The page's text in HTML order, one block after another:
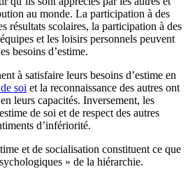
au monde. La participation à des
résultats scolaires, la participation à des
et les loisirs personnels peuvent
besoins d’estime.
à satisfaire leurs besoins d’estime en
soi et la reconnaissance des autres ont
leurs capacités. Inversement, les
de soi et de respect des autres
d’infériorité.
et de socialisation constituent ce que
» de la hiérarchie.